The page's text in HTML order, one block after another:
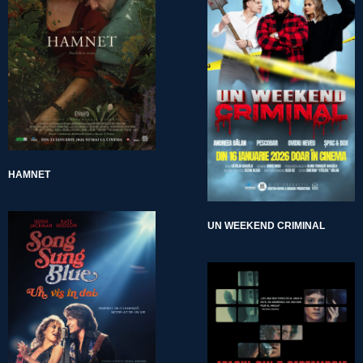
HAMNET
UN WEEKEND CRIMINAL